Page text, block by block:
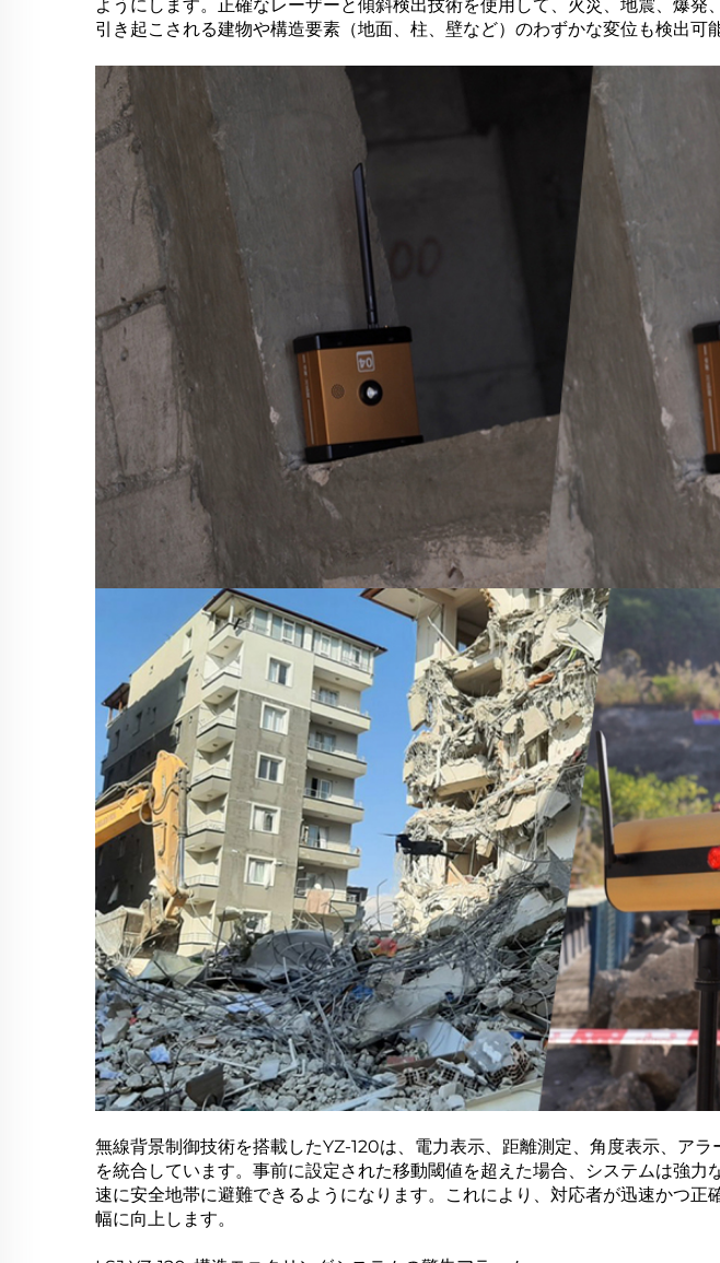
ようにします。正確なレーザーと傾斜検出技術を使用して、火災、地震、爆発
引き起こされる建物や構造要素（地面、柱、壁など）のわずかな変位も検出可
無線背景制御技術を搭載したYZ-120は、電力表示、距離測定、角度表示、ア
を統合しています。事前に設定された移動閾値を超えた場合、システムは強力
速に安全地帯に避難できるようになります。これにより、対応者が迅速かつ正
幅に向上します。